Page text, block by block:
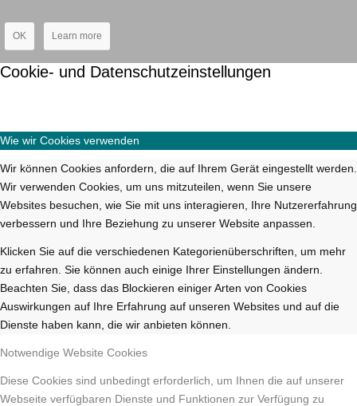
OK Learn more
Cookie- und Datenschutzeinstellungen
Wie wir Cookies verwenden
Wir können Cookies anfordern, die auf Ihrem Gerät eingestellt werden.
Wir verwenden Cookies, um uns mitzuteilen, wenn Sie unsere
Websites besuchen, wie Sie mit uns interagieren, Ihre Nutzererfahrung
verbessern und Ihre Beziehung zu unserer Website anpassen.
Klicken Sie auf die verschiedenen Kategorienüberschriften, um mehr
zu erfahren. Sie können auch einige Ihrer Einstellungen ändern.
Beachten Sie, dass das Blockieren einiger Arten von Cookies
Auswirkungen auf Ihre Erfahrung auf unseren Websites und auf die
Dienste haben kann, die wir anbieten können.
Notwendige Website Cookies
Diese Cookies sind unbedingt erforderlich, um Ihnen die auf unserer
Webseite verfügbaren Dienste und Funktionen zur Verfügung zu